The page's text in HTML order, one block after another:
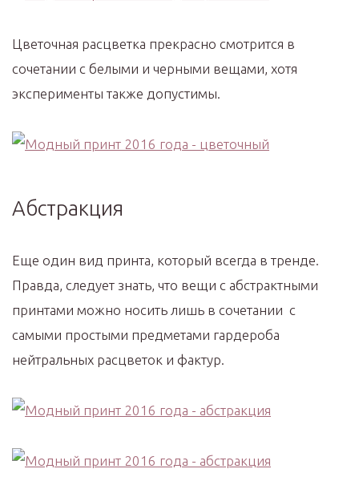
Цветочная расцветка прекрасно смотрится в
сочетании с белыми и черными вещами, хотя
эксперименты также допустимы.
Абстракция
Еще один вид принта, который всегда в тренде.
Правда, следует знать, что вещи с абстрактными
принтами можно носить лишь в сочетании с
самыми простыми предметами гардероба
нейтральных расцветок и фактур.